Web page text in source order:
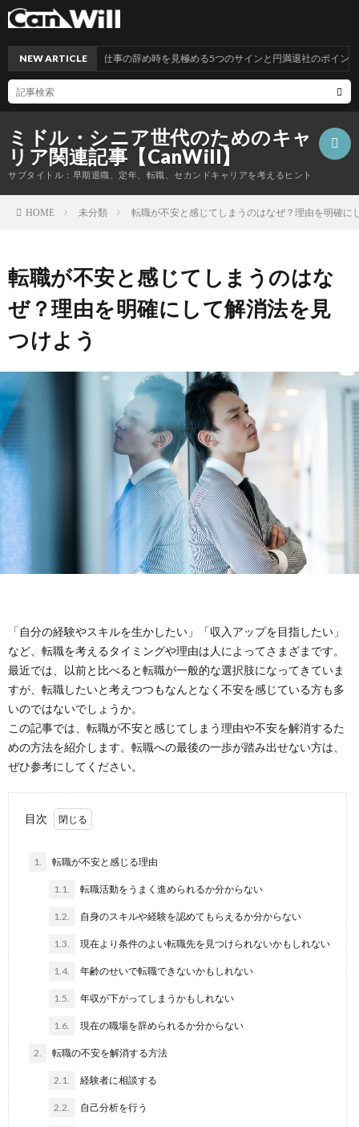
ミドル・シニア世代のためのキャ
リア関連記事【CanWill】
サブタイトル：早期退職、定年、転職、セカンドキャリアを考えるヒント
て
リ
ー
NEW ARTICLE仕事の辞め時を見極める5つのサインと円満退社のポイント
HOME 未分類 転職が不安と感じてしまうのはなぜ？理由を明確に
転職が不安と感じてしまうのはな
ぜ？理由を明確にして解消法を見
つけよう
「自分の経験やスキルを生かしたい」「収入アップを目指したい」
など、転職を考えるタイミングや理由は人によってさまざまです。
最近では、以前と比べると転職が一般的な選択肢になってきていま
すが、転職したいと考えつつもなんとなく不安を感じている方も多
いのではないでしょうか。
この記事では、転職が不安と感じてしまう理由や不安を解消するた
めの方法を紹介します。転職への最後の一歩が踏み出せない方は、
ぜひ参考にしてください。
目次
1. 転職が不安と感じる理由
1.1. 転職活動をうまく進められるか分からない
1.2. 自身のスキルや経験を認めてもらえるか分からない
1.3. 現在より条件のよい転職先を見つけられないかもしれない
1.4. 年齢のせいで転職できないかもしれない
1.5. 年収が下がってしまうかもしれない
1.6. 現在の職場を辞められるか分からない
2. 転職の不安を解消する方法
2.1. 経験者に相談する
2.2. 自己分析を行う